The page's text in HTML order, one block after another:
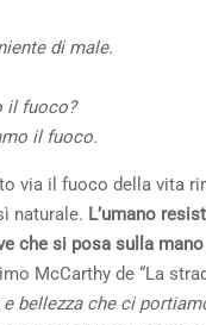
di male.
il fuoco?
il fuoco.
via il fuoco della vita
naturale. L’umano
che si posa sulla
McCarthy de “La
bellezza che ci